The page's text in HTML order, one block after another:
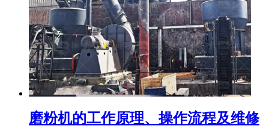
磨粉机的工作原理、操作流程及维修